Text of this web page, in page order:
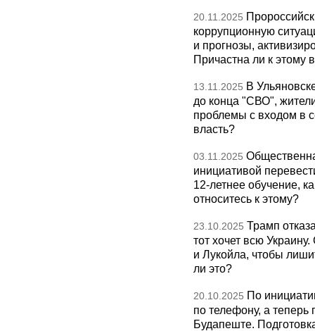
20.11.2025
коррупционную
и прогнозы,
Причастна ли к этому
13.11.2025 В
до конца "СВО",
проблемы с входом в
власть?
03.11.2025
инициативой
12-летнее обучение,
относитесь к этому?
23.10.2025 Трамп
тот хочет всю
и Лукойла, чтобы
ли это?
20.10.2025 По
по телефону, а теперь
Будапеште.